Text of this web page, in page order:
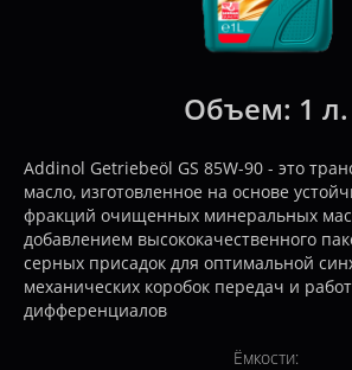
Объем: 1 л.
Addinol Getriebeöl GS 85W-90 - это
масло, изготовленное на основе
фракций очищенных минеральных
добавлением высококачественного
серных присадок для оптимальной
механических коробок передач и
дифференциалов
Ёмкости: